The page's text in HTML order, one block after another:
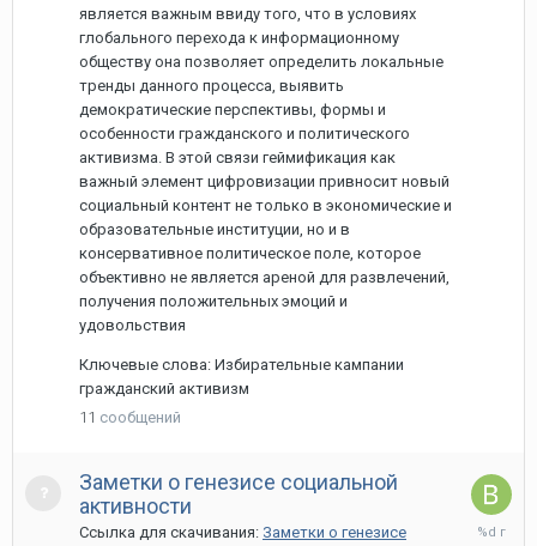
является важным ввиду того, что в условиях
глобального перехода к информационному
обществу она позволяет определить локальные
тренды данного процесса, выявить
демократические перспективы, формы и
особенности гражданского и политического
активизма. В этой связи геймификация как
важный элемент цифровизации привносит новый
социальный контент не только в экономические и
образовательные институции, но и в
консервативное политическое поле, которое
объективно не является ареной для развлечений,
получения положительных эмоций и
удовольствия
Ключевые слова: Избирательные кампании
гражданский активизм
11 сообщений
Заметки о генезисе социальной
активности
Ссылка для скачивания: Заметки о генезисе
27